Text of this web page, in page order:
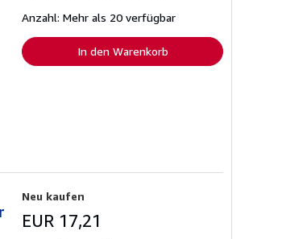
Versandkosten
Anzahl: Mehr als 20 verfügbar
In den Warenkorb
Neu kaufen
EUR 17,21